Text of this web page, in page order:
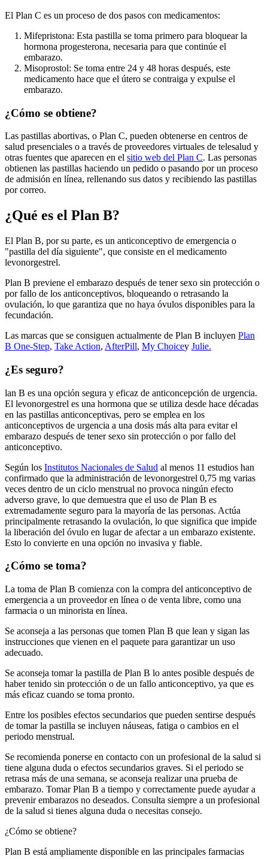
El Plan C es un proceso de dos pasos con medicamentos:
Mifepristona: Esta pastilla se toma primero para bloquear la
hormona progesterona, necesaria para que continúe el
embarazo.
Misoprostol: Se toma entre 24 y 48 horas después, este
medicamento hace que el útero se contraiga y expulse el
embarazo.
¿Cómo se obtiene?
Las pastillas abortivas, o Plan C, pueden obtenerse en centros de
salud presenciales o a través de proveedores virtuales de telesalud y
otras fuentes que aparecen en el sitio web del Plan C. Las personas
obtienen las pastillas haciendo un pedido o pasando por un proceso
de admisión en línea, rellenando sus datos y recibiendo las pastillas
por correo.
¿Qué es el Plan B?
El Plan B, por su parte, es un anticonceptivo de emergencia o
"pastilla del día siguiente", que consiste en el medicamento
levonorgestrel.
Plan B previene el embarazo después de tener sexo sin protección o
por fallo de los anticonceptivos, bloqueando o retrasando la
ovulación, lo que garantiza que no haya óvulos disponibles para la
fecundación.
Las marcas que se consiguen actualmente de Plan B incluyen Plan
B One-Step, Take Action, AfterPill, My Choicey Julie.
¿Es seguro?
lan B es una opción segura y eficaz de anticoncepción de urgencia.
El levonorgestrel es una hormona que se utiliza desde hace décadas
en las pastillas anticonceptivas, pero se emplea en los
anticonceptivos de urgencia a una dosis más alta para evitar el
embarazo después de tener sexo sin protección o por fallo del
anticonceptivo.
Según los Institutos Nacionales de Salud al menos 11 estudios han
confirmado que la administración de levonorgestrel 0,75 mg varias
veces dentro de un ciclo menstrual no provoca ningún efecto
adverso grave, lo que demuestra que el uso de Plan B es
extremadamente seguro para la mayoría de las personas. Actúa
principalmente retrasando la ovulación, lo que significa que impide
la liberación del óvulo en lugar de afectar a un embarazo existente.
Esto lo convierte en una opción no invasiva y fiable.
¿Cómo se toma?
La toma de Plan B comienza con la compra del anticonceptivo de
emergencia a un proveedor en línea o de venta libre, como una
farmacia o un minorista en línea.
Se aconseja a las personas que tomen Plan B que lean y sigan las
instrucciones que vienen en el paquete para garantizar un uso
adecuado.
Se aconseja tomar la pastilla de Plan B lo antes posible después de
haber tenido sin protección o de un fallo anticonceptivo, ya que es
más eficaz cuando se toma pronto.
Entre los posibles efectos secundarios que pueden sentirse después
de tomar la pastilla se incluyen náuseas, fatiga o cambios en el
periodo menstrual.
Se recomienda ponerse en contacto con un profesional de la salud si
tiene alguna duda o efectos secundarios graves. Si el periodo se
retrasa más de una semana, se aconseja realizar una prueba de
embarazo. Tomar Plan B a tiempo y correctamente puede ayudar a
prevenir embarazos no deseados. Consulta siempre a un profesional
de la salud si tienes alguna duda o necesitas consejo.
‍¿Cómo se obtiene?
Plan B está ampliamente disponible en las principales farmacias